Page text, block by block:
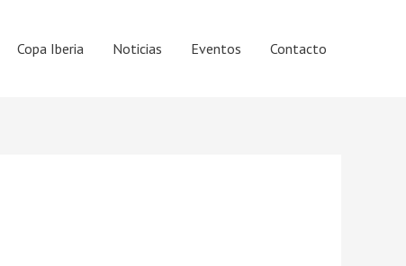
Copa Iberia Noticias Eventos Contacto